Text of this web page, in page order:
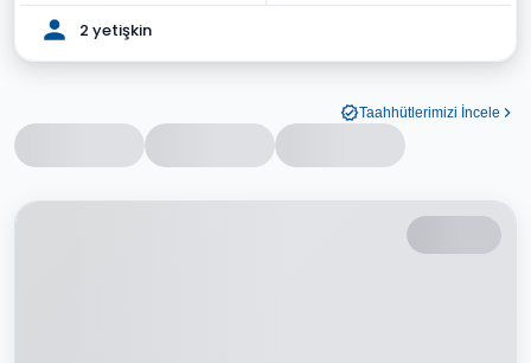
2 yetişkin
Taahhütlerimizi İncele